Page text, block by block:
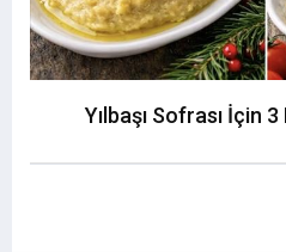
Yılbaşı Sofrası İçin